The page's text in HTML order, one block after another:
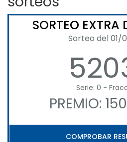
SORTEO EXTRA
Sorteo del 01/
Serie: 0 -
PREMIO:
COMPROBAR